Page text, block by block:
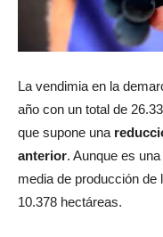
La vendimia en la
año con un total de
que supone una
anterior. Aunque es
media de producción de
10.378 hectáreas.